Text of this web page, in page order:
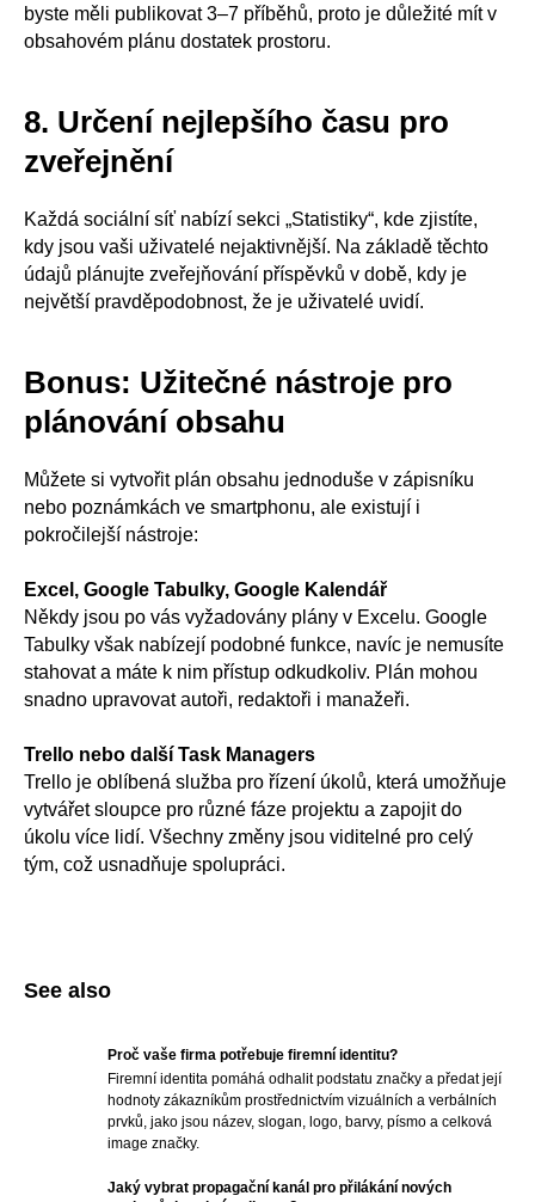
byste měli publikovat 3–7 příběhů, proto je důležité mít v
obsahovém plánu dostatek prostoru.
8. Určení nejlepšího času pro
zveřejnění
Každá sociální síť nabízí sekci „Statistiky“, kde zjistíte,
kdy jsou vaši uživatelé nejaktivnější. Na základě těchto
údajů plánujte zveřejňování příspěvků v době, kdy je
největší pravděpodobnost, že je uživatelé uvidí.
Bonus: Užitečné nástroje pro
plánování obsahu
Můžete si vytvořit plán obsahu jednoduše v zápisníku
nebo poznámkách ve smartphonu, ale existují i
pokročilejší nástroje:
Excel, Google Tabulky, Google Kalendář
Někdy jsou po vás vyžadovány plány v Excelu. Google
Tabulky však nabízejí podobné funkce, navíc je nemusíte
stahovat a máte k nim přístup odkudkoliv. Plán mohou
snadno upravovat autoři, redaktoři i manažeři.
Trello nebo další Task Managers
Trello je oblíbená služba pro řízení úkolů, která umožňuje
vytvářet sloupce pro různé fáze projektu a zapojit do
úkolu více lidí. Všechny změny jsou viditelné pro celý
tým, což usnadňuje spolupráci.
See also
Proč vaše firma potřebuje firemní identitu?
Firemní identita pomáhá odhalit podstatu značky a předat její
hodnoty zákazníkům prostřednictvím vizuálních a verbálních
prvků, jako jsou název, slogan, logo, barvy, písmo a celková
image značky.
Jaký vybrat propagační kanál pro přilákání nových